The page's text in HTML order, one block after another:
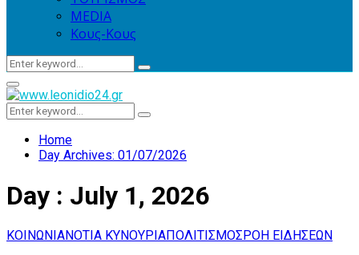
MEDIA
Κους-Κους
Search
Search
Primary
Menu
Search
Search
Home
Day Archives: 01/07/2026
Day : July 1, 2026
ΚΟΙΝΩΝΙΑΝΟΤΙΑ ΚΥΝΟΥΡΙΑΠΟΛΙΤΙΣΜΟΣ ΡΟΗ ΕΙΔΗΣΕΩΝ